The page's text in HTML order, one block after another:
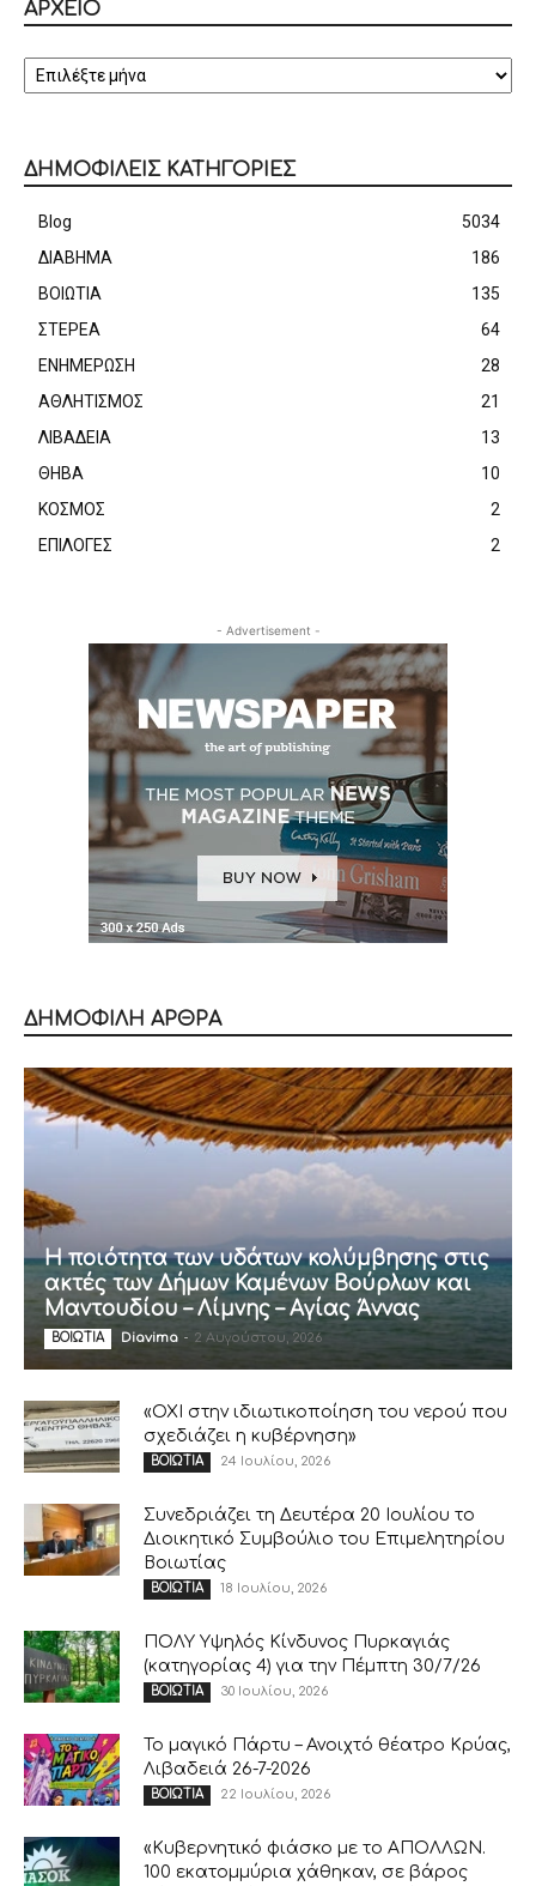
ΑΡΧΕΙΟ
ΑΡΧΕΙΟ
ΔΗΜΟΦΙΛΕΙΣ ΚΑΤΗΓΟΡΙΕΣ
Blog
5034
ΔΙΑΒΗΜΑ
186
ΒΟΙΩΤΙΑ
135
ΣΤΕΡΕΑ
64
ΕΝΗΜΕΡΩΣΗ
28
ΑΘΛΗΤΙΣΜΟΣ
21
ΛΙΒΑΔΕΙΑ
13
ΘΗΒΑ
10
ΚΟΣΜΟΣ
2
ΕΠΙΛΟΓΕΣ
2
- Advertisement -
ΔΗΜΟΦΙΛΗ ΑΡΘΡΑ
Η ποιότητα των υδάτων κολύμβησης στις
ακτές των Δήμων Καμένων Βούρλων και
Μαντουδίου – Λίμνης – Αγίας Άννας
ΒΟΙΩΤΙΑ Diavima - 2 Αυγούστου, 2026
«ΟΧΙ στην ιδιωτικοποίηση του νερού που
σχεδιάζει η κυβέρνηση»
ΒΟΙΩΤΙΑ 24 Ιουλίου, 2026
Συνεδριάζει τη Δευτέρα 20 Ιουλίου το
Διοικητικό Συμβούλιο του Επιμελητηρίου
Βοιωτίας
ΒΟΙΩΤΙΑ 18 Ιουλίου, 2026
ΠΟΛΥ Υψηλός Κίνδυνος Πυρκαγιάς
(κατηγορίας 4) για την Πέμπτη 30/7/26
ΒΟΙΩΤΙΑ 30 Ιουλίου, 2026
Το μαγικό Πάρτυ – Ανοιχτό θέατρο Κρύας,
Λιβαδειά 26-7-2026
ΒΟΙΩΤΙΑ 22 Ιουλίου, 2026
«Κυβερνητικό φιάσκο με το ΑΠΟΛΛΩΝ.
100 εκατομμύρια χάθηκαν, σε βάρος